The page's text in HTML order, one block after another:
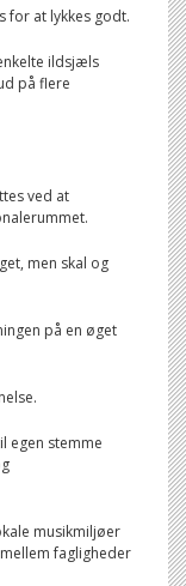
for at lykkes godt.
ildsjæls
på flere
ved at
men skal og
på en øget
egen stemme
musikmiljøer
fagligheder